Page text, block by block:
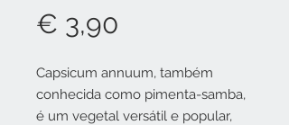
€ 3,90
Capsicum annuum, também
conhecida como pimenta-samba,
é um vegetal versátil e popular,